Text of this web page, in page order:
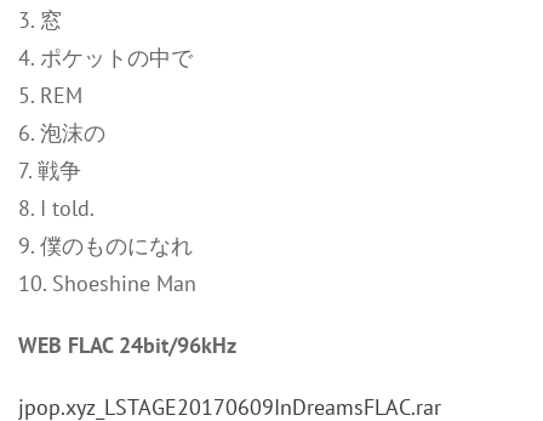
3. 窓
4. ポケットの中で
5. REM
6. 泡沫の
7. 戦争
8. I told.
9. 僕のものになれ
10. Shoeshine Man
WEB FLAC 24bit/96kHz
jpop.xyz_LSTAGE20170609InDreamsFLAC.rar